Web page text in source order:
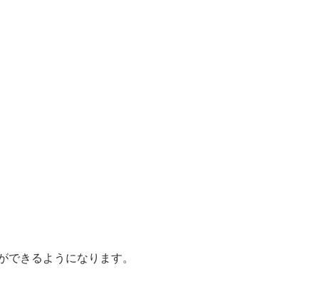
きるようになります。